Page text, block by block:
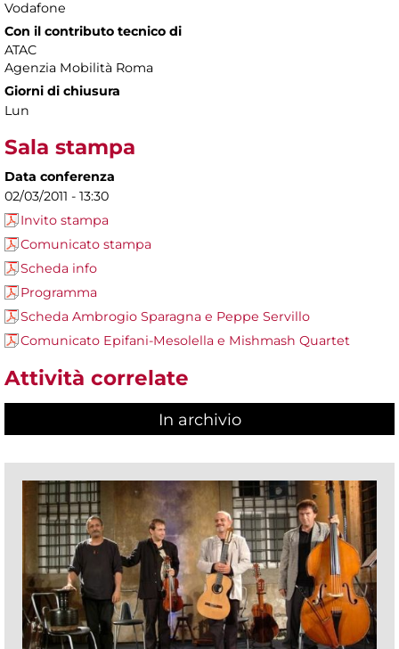
Vodafone
Con il contributo tecnico di
ATAC
Agenzia Mobilità Roma
Giorni di chiusura
Lun
Sala stampa
Data conferenza
02/03/2011 - 13:30
Invito stampa
Comunicato stampa
Scheda info
Programma
Scheda Ambrogio Sparagna e Peppe Servillo
Comunicato Epifani-Mesolella e Mishmash Quartet
Attività correlate
In archivio